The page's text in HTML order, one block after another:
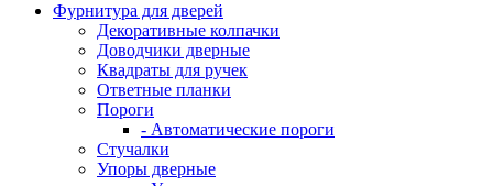
Фурнитура для дверей
Декоративные колпачки
Доводчики дверные
Квадраты для ручек
Ответные планки
Пороги
- Автоматические пороги
Стучалки
Упоры дверные